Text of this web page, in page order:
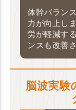
体幹バラン
力が向上し
労が軽減す
ンスも改善
脳波実験